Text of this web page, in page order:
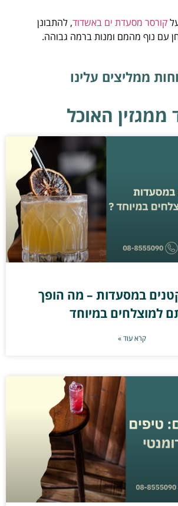
קורסר מסעדת ים באשדוד, להתבונן
עם נוף מהמם ומנות ברמה גבוהה.
ממליצים עלינו
ממגזין האוכל
במסעדות – מה הופך
למוצלחים במיוחד
קרא עוד »